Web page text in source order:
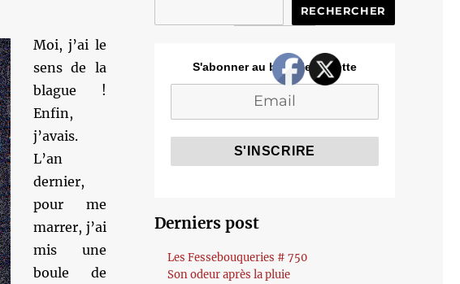
Moi, j’ai le
sens de la
blague !
Enfin,
j’avais.
L’an
dernier,
pour me
marrer, j’ai
mis une
boule de
RECHERCHER
S'abonner au blog de Cozette
Derniers post
Les Fessebouqueries # 750
Son odeur après la pluie